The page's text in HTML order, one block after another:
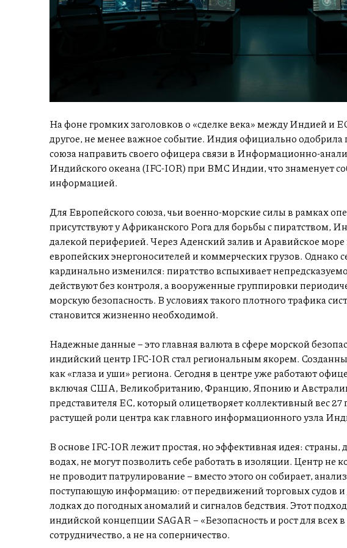
На фоне громких заголовков о «сделке века» между Индией и
другое, не менее важное событие. Индия официально
союза направить своего офицера связи в Информационно-
Индийского океана (IFC-IOR) при ВМС Индии, что знаменует
информацией.
Для Европейского союза, чьи военно-морские силы в рамках
присутствуют у Африканского Рога для борьбы с пиратством,
далекой периферией. Через Аденский залив и Аравийское море
европейских энергоносителей и коммерческих грузов. Однако
кардинально изменился: пиратство вспыхивает
действуют без контроля, а вооруженные группировки
морскую безопасность. В условиях такого плотного трафика
становится жизненно необходимой.
Надежные данные – это главная валюта в сфере морской
индийский центр IFC-IOR стал региональным якорем.
как «глаза и уши» региона. Сегодня в центре уже работают
включая США, Великобританию, Францию, Японию и
представителя ЕС, который олицетворяет коллективный вес 27
растущей роли центра как главного информационного узла
В основе IFC-IOR лежит простая, но эффективная идея:
водах, не могут позволить себе работать в изоляции. Центр
не проводит патрулирование – вместо этого он собирает,
поступающую информацию: от передвижений торговых судов
лодках до погодных аномалий и сигналов бедствия. Этот
индийской концепции SAGAR – «Безопасность и рост для всех в
сотрудничество, а не на соперничество.